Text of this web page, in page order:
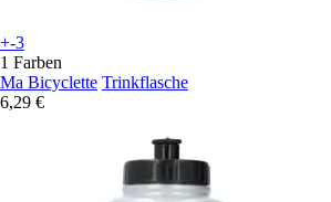
+-3
1 Farben
Ma Bicyclette Trinkflasche
6,29 €